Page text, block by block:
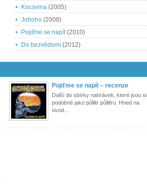
Kocovina (2005)
Johoho (2008)
Pojďme se napít(2010)
Do bezvědomí (2012)
Pojďme se napít – recenze
Další do sbírky nahrávek, které jsou si
podobné jako půllitr půllitru. Hned na
úvod...